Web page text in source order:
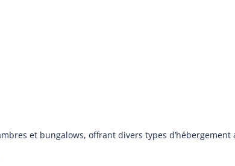
et bungalows, offrant divers types d’hébergement